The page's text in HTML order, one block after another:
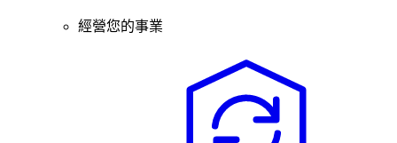
經營您的事業